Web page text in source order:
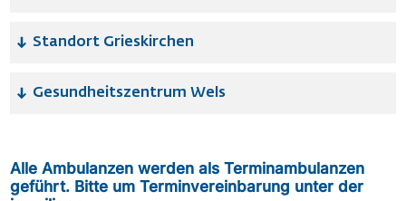
Standort Grieskirchen
Gesundheitszentrum Wels
Alle Ambulanzen werden als Terminambulanzen
geführt. Bitte um Terminvereinbarung unter der